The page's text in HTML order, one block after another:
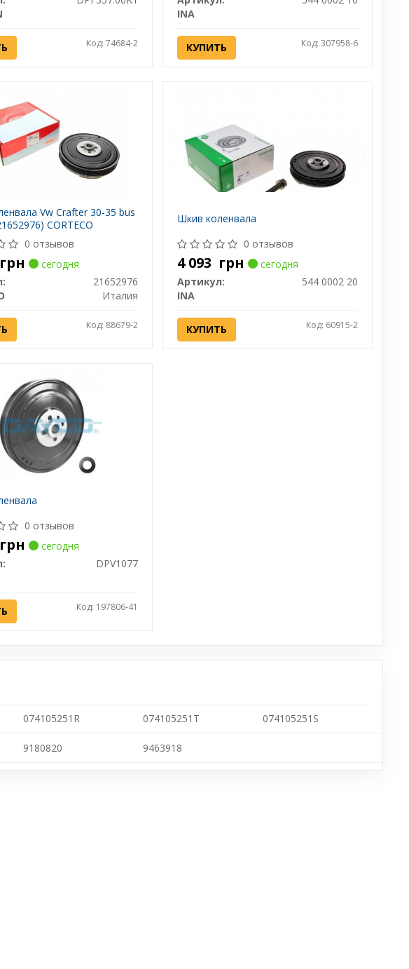
Код: 74684-2
INA
КУПИТЬ Код: 307958-6
Vw Crafter 30-35 bus
CORTECO
0 отзывов
грн
сегодня
21652976
Италия
Код: 88679-2
Шкив коленвала
0 отзывов
4 093 грн
сегодня
Артикул:
544 0002 20
INA
КУПИТЬ Код: 60915-2
0 отзывов
грн
сегодня
DPV1077
Код: 197806-41
074105251R 074105251T 074105251S
9180820 9463918